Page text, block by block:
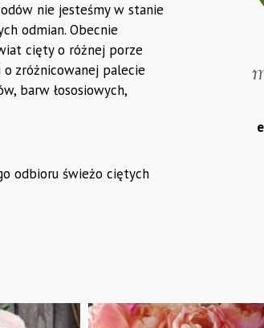
nie jesteśmy w stanie
odmian. Obecnie
cięty o różnej porze
zróżnicowanej palecie
barw łososiowych,
odbioru świeżo ciętych